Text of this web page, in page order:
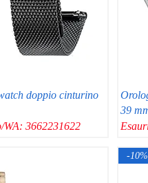
doppio cinturino
WA: 3662231622
39
-